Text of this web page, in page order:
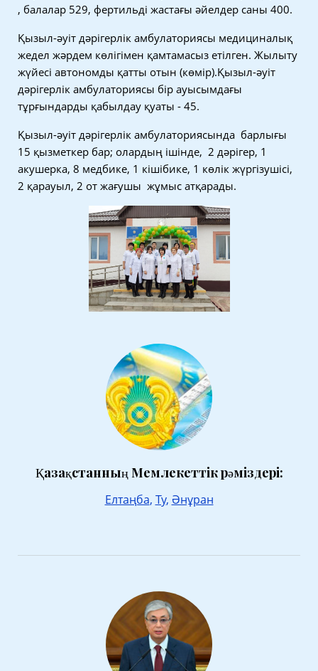
, балалар 529, фертильді жастағы әйелдер саны 400.
Қызыл-әуіт дәрігерлік амбулаториясы медициналық
жедел жәрдем көлігімен қамтамасыз етілген. Жылыту
жүйесі автономды қатты отын (көмір).Қызыл-әуіт
дәрігерлік амбулаториясы бір ауысымдағы
тұрғындарды қабылдау қуаты - 45.
Қызыл-әуіт дәрігерлік амбулаториясында барлығы
15 қызметкер бар; олардың ішінде, 2 дәрігер, 1
акушерка, 8 медбике, 1 кішібике, 1 көлік жүргізушісі,
2 қарауыл, 2 от жағушы жұмыс атқарады.
Қазақстанның Мемлекеттік рәміздері:
Елтаңба, Ту, Әнұран